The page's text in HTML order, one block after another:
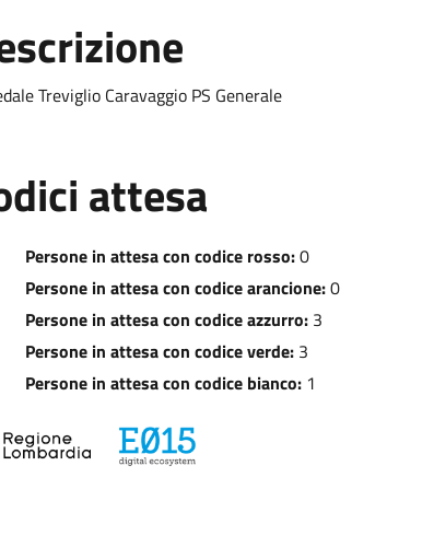
Treviglio Caravaggio PS Generale
attesa
Persone in attesa con codice rosso:0
Persone in attesa con codice arancione:0
Persone in attesa con codice azzurro:3
Persone in attesa con codice verde:3
Persone in attesa con codice bianco:1